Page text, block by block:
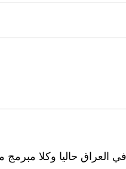
العراق حاليا وكلا مبرمج